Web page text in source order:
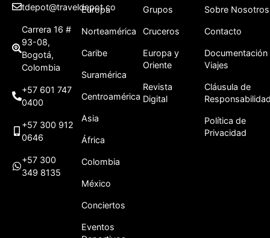
tdepot@traveldepot.co
Carrera 16 #
93-08,
Bogotá,
Colombia
+57 601 747
0400
+57 300 912
0646
+57 300
349 8135
Europa
Norteamérica
Caribe
Suramérica
Centroamérica
Asia
África
Colombia
México
Conciertos
Eventos
Grupos
Cruceros
Europa y
Oriente
Revista
Digital
Sobre Nosotros
Contacto
Documentación
Viajes
Cláusula de
Política de
Privacidad